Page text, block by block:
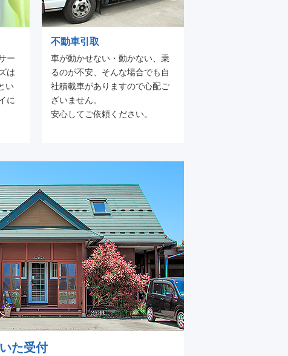
ー
は
い
に
不動車引取
車が動かせない・動かない、乗
るのが不安、そんな場合でも自
社積載車がありますので心配ご
ざいません。
安心してご依頼ください。
た受付